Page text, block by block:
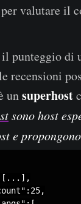
per valutare il
punteggio di
recensioni
unsuperhost
sono host
e